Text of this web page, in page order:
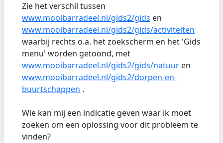
Zie het verschil tussen
www.mooibarradeel.nl/gids2/gids en
www.mooibarradeel.nl/gids2/gids/activiteiten
waarbij rechts o.a. het zoekscherm en het 'Gids
menu' worden getoond, met
www.mooibarradeel.nl/gids2/gids/natuur en
www.mooibarradeel.nl/gids2/dorpen-en-
buurtschappen .
Wie kan mij een indicatie geven waar ik moet
zoeken om een oplossing voor dit probleem te
vinden?